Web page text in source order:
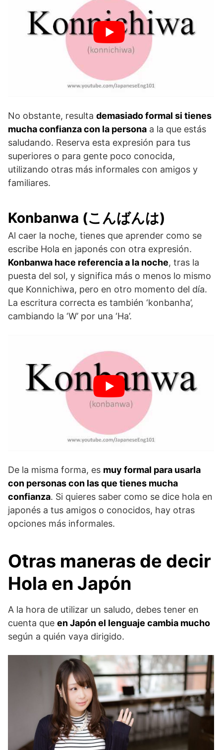
No obstante, resulta demasiado formal si tienes
mucha confianza con la persona a la que estás
saludando. Reserva esta expresión para tus
superiores o para gente poco conocida,
utilizando otras más informales con amigos y
familiares.
Konbanwa (こんばんは)
Al caer la noche, tienes que aprender como se
escribe Hola en japonés con otra expresión.
Konbanwa hace referencia a la noche, tras la
puesta del sol, y significa más o menos lo mismo
que Konnichiwa, pero en otro momento del día.
La escritura correcta es también ‘konbanha’,
cambiando la ‘W’ por una ‘Ha’.
De la misma forma, es muy formal para usarla
con personas con las que tienes mucha
confianza. Si quieres saber como se dice hola en
japonés a tus amigos o conocidos, hay otras
opciones más informales.
Otras maneras de decir
Hola en Japón
A la hora de utilizar un saludo, debes tener en
cuenta que en Japón el lenguaje cambia mucho
según a quién vaya dirigido.